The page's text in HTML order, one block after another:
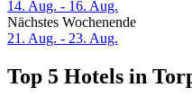
14. Aug. - 16. Aug.
Nächstes Wochenende
21. Aug. - 23. Aug.
Top 5 Hotels in